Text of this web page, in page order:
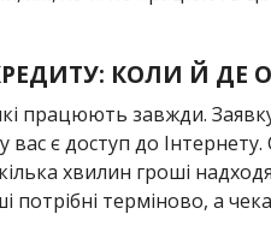
КОЛИ Й ДЕ
працюють завжди.
вас є доступ до
хвилин гроші
потрібні терміново, а